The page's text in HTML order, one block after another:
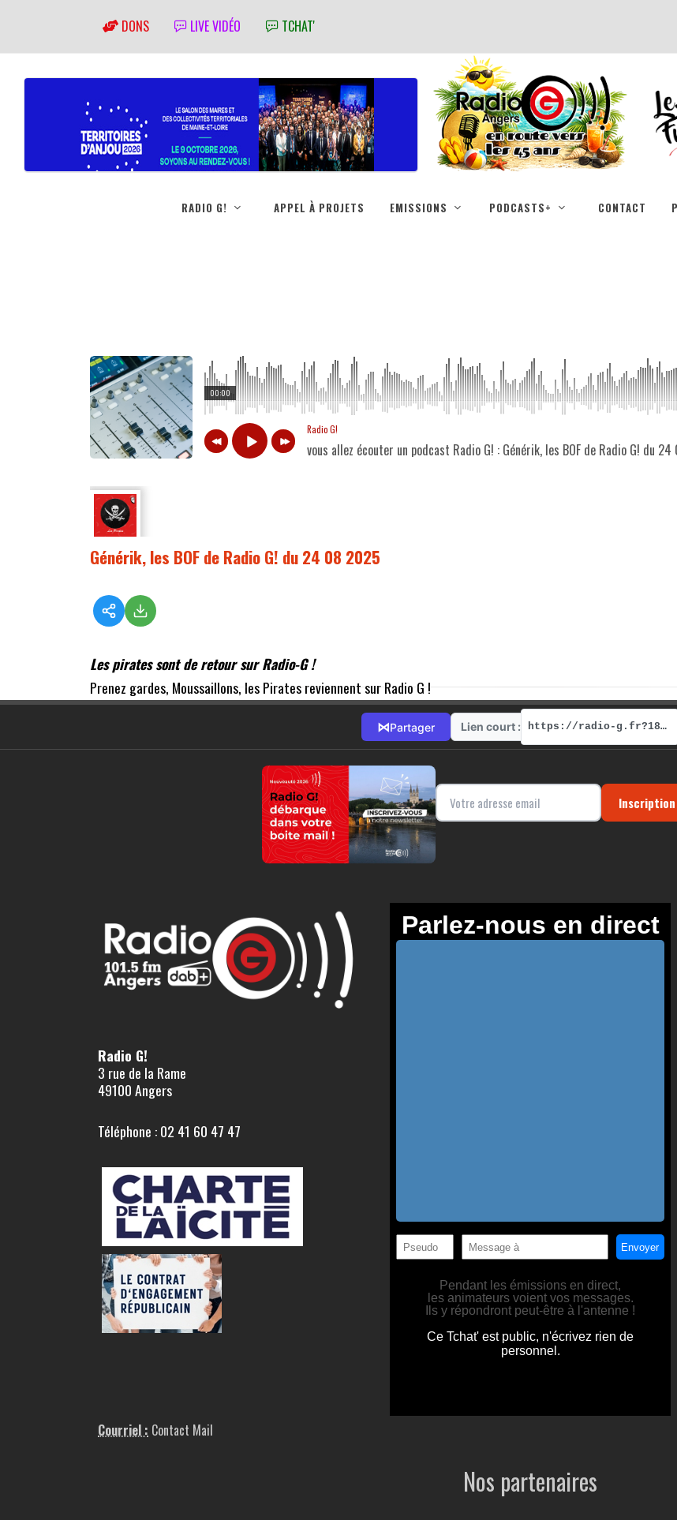
DONS LIVE VIDÉO TCHAT'
RADIO G! APPEL À PROJETS EMISSIONS PODCASTS+ CONTACT
00:00
Radio G!
vous allez écouter un podcast Radio G! : Générik, les BOF de Radio G! du
Générik, les BOF de Radio G! du 24 08 2025
Les pirates sont de retour sur Radio-G !
Prenez gardes, Moussaillons, les Pirates reviennent sur Radio G !
Audrey et David vous emmènent sur leur bateau-pirate, au nom de "The BOF Boat return", pour vous faire
⋈Partager Lien court : https://radio-g.fr?18345
Radio G!
3 rue de la Rame
49100 Angers
Téléphone : 02 41 60 47 47
Courriel : Contact Mail
Nos partenaires